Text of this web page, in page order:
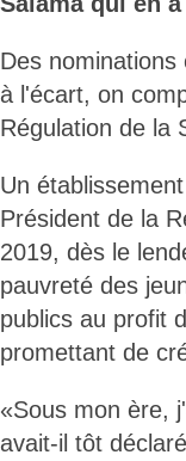
Des
à l'écart, on
Régulation de la
Un
Président de la
2019, dès le
pauvreté des
publics au profit
promettant de
«Sous mon ère,
avait-il tôt